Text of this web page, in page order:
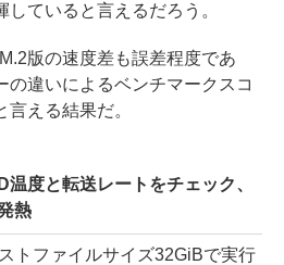
ていると言えるだろう。
版の速度差も誤差程度であ
の違いによるベンチマークスコ
える結果だ。
度と転送レートをチェック、
熱
トファイルサイズ32GiBで実行